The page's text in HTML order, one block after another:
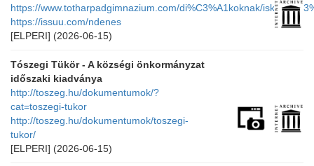
https://www.totharpadgimnazium.com/di%C3%A1koknak/
https://issuu.com/ndenes
[ELPERI] (2026-06-15)
Tószegi Tükör - A községi önkormányzat
időszaki kiadványa
http://toszeg.hu/dokumentumok/?
cat=toszegi-tukor
http://toszeg.hu/dokumentumok/toszegi-
tukor/
[ELPERI] (2026-06-15)